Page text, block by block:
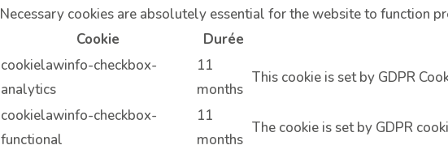
Necessary cookies are absolutely essential for the website to function
Cookie
Durée
cookielawinfo-checkbox-
analytics
11
months
This cookie is set by GDPR
cookielawinfo-checkbox-
functional
11
months
The cookie is set by GDPR